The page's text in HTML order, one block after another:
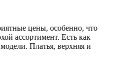
цены, особенно, что
ассортимент. Есть как
Платья, верхняя и